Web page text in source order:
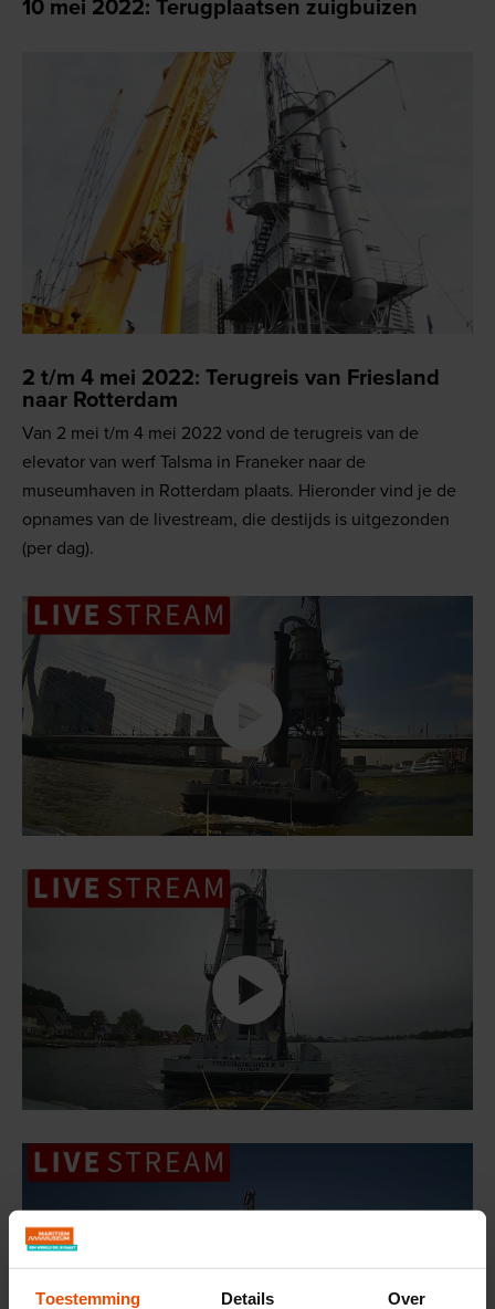
Toestemming Details Over
10 mei 2022: Terugplaatsen zuigbuizen
2 t/m 4 mei 2022: Terugreis van Friesland
naar Rotterdam
Van 2 mei t/m 4 mei 2022 vond de terugreis van de
elevator van werf Talsma in Franeker naar de
museumhaven in Rotterdam plaats. Hieronder vind je de
opnames van de livestream, die destijds is uitgezonden
(per dag).